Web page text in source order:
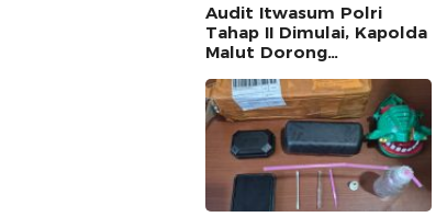
Audit Itwasum Polri
Tahap II Dimulai, Kapolda
Malut Dorong
Organisasi yang Presisi